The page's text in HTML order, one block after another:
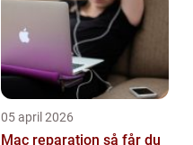
05 april 2026
Mac reparation så får du